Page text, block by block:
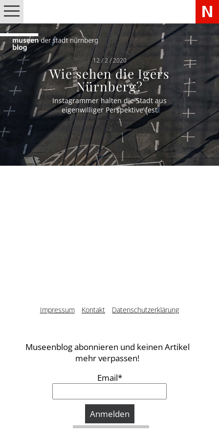
12 / 2 / 2020
Wie sehen die Igers
Nürnberg?
Instagrammer halten die Stadt aus
eigenwilliger Perspektive fest
Impressum Kontakt Datenschutzerklärung
Museenblog abonnieren und keinen Artikel
mehr verpassen!
Email*